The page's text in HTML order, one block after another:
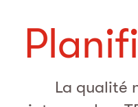
La qualité